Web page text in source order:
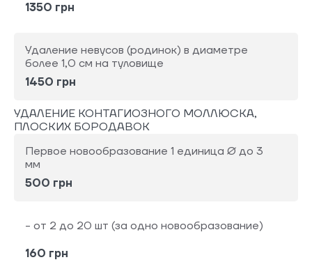
1350 грн
Удаление невусов (родинок) в диаметре
более 1,0 см на туловище
1450 грн
УДАЛЕНИЕ КОНТАГИОЗНОГО МОЛЛЮСКА,
ПЛОСКИХ БОРОДАВОК
Первое новообразование 1 единица Ø до 3
мм
500 грн
- от 2 до 20 шт (за одно новообразование)
160 грн